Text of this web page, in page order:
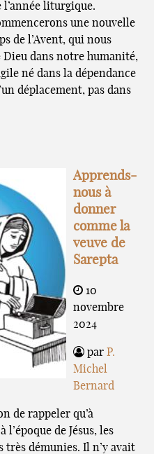
l’année liturgique.
une nouvelle
de l’Avent, qui nous
dans notre humanité,
né dans la dépendance
déplacement, pas dans
Apprends-
nous à
donner
comme la
veuve de
Sarepta
10
novembre
2024
par P.
Michel
Bernard
de rappeler qu’à
l’époque de Jésus, les
très démunies. Il n’y avait